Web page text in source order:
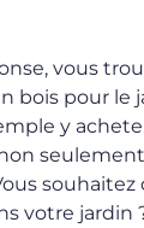
vous
bois pour le
y
souhaitez
votre jardin